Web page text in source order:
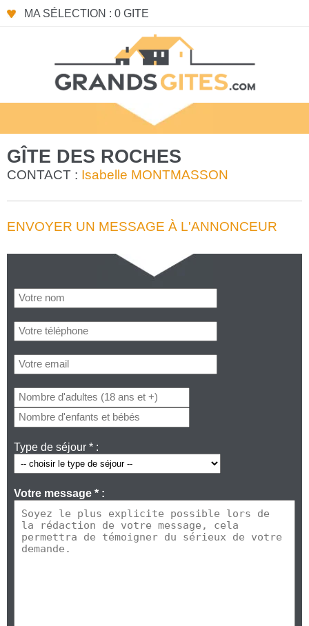
MA SÉLECTION : 0 GITE
GÎTE DES ROCHES
CONTACT : Isabelle MONTMASSON
ENVOYER UN MESSAGE À L'ANNONCEUR
Type de séjour * :
Votre message * :